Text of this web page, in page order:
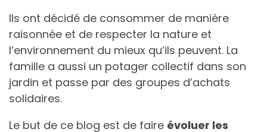
Ils ont décidé de consommer de manière
raisonnée et de respecter la nature et
l’environnement du mieux qu’ils peuvent. La
famille a aussi un potager collectif dans son
jardin et passe par des groupes d’achats
solidaires.
Le but de ce blog est de faire évoluer les